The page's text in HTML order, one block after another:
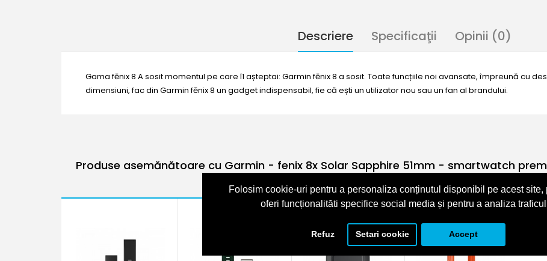
Folosim cookie-uri pentru a personaliza conținutul disponibil pe acest site,
oferi funcționalităti specifice social media și pentru a analiza
Refuz Setari cookie Accept
Descriere Specificaţii Opinii (0)
Gama fēnix 8 A sosit momentul pe care îl așteptai: Garmin fēnix 8 a sosit. Toate funcțiile noi avansate, împreună cu
dimensiuni, fac din Garmin fēnix 8 un gadget indispensabil, fie că ești un utilizator nou sau un fan al brandului.
Produse asemănătoare cu Garmin - fenix 8x Solar Sapphire 51mm - smartwatch